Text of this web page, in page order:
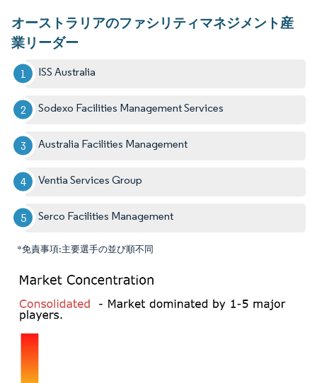
オーストラリアのファシリティマネジメント産
業リーダー
ISS Australia
Sodexo Facilities Management Services
Australia Facilities Management
Ventia Services Group
Serco Facilities Management
*免責事項:主要選手の並び順不同